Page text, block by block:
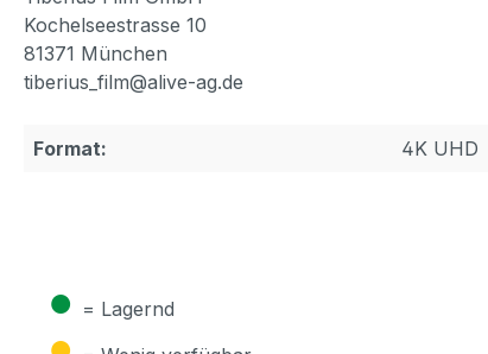
Kochelseestrasse 10
81371 München
tiberius_film@alive-ag.de
Format: 4K UHD
● = Lagernd